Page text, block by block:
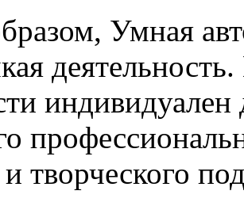
Умная
индивидуален
творческого